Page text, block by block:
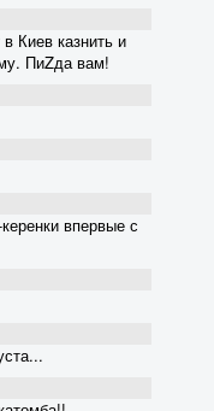
Киев казнить и
ПиZда вам!
впервые с